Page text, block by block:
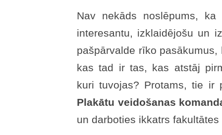
Nav nekāds noslēpums,
interesantu, izklaidējošu un
pašpārvalde rīko
kas tad ir tas, kas atstāj
kuri tuvojas? Protams, tie ir
Plakātu veidošanas
un darboties ikkatrs